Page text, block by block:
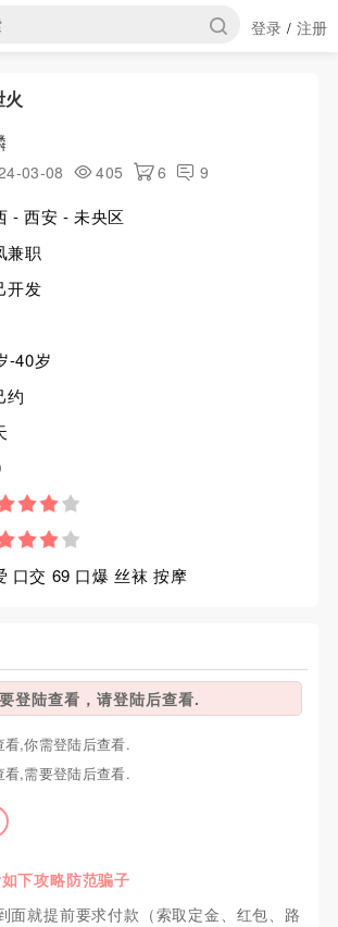
登录 / 注册
03-08 405 6 9
- 西安 - 未央区
兼职
开发
-40岁
约
口交 69 口爆 丝袜 按摩
登陆查看，请登陆后查看.
看,你需登陆后查看.
看,需要登陆后查看.
下攻略防范骗子
面就提前要求付款（索取定金、红包、路